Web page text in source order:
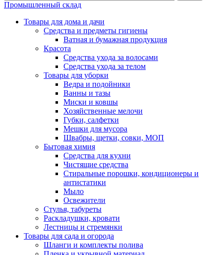
Промышленный склад
Товары для дома и дачи
Средства и предметы гигиены
Ватная и бумажная продукция
Красота
Средства ухода за волосами
Средства ухода за телом
Товары для уборки
Ведра и подойники
Ванны и тазы
Миски и ковшы
Хозяйственные мелочи
Губки, салфетки
Мешки для мусора
Швабры, щетки, совки, МОП
Бытовая химия
Средства для кухни
Чистящие средства
Стиральные порошки, кондиционеры и
антистатики
Мыло
Освежители
Стулья, табуреты
Раскладушки, кровати
Лестницы и стремянки
Товары для сада и огорода
Шланги и комплекты полива